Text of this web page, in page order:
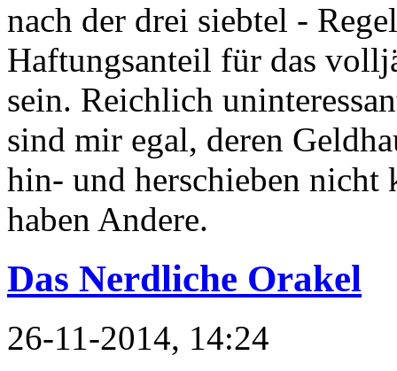
nach der drei siebtel -
Haftungsanteil für das
sein. Reichlich
sind mir egal, deren
hin- und herschieben nicht
haben Andere.
Das Nerdliche Orakel
26-11-2014, 14:24